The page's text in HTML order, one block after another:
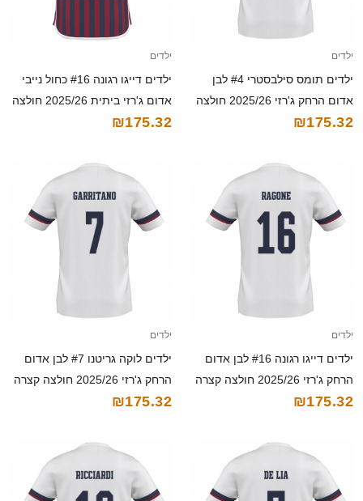
ילדים
ילדים תומס סילבסטרי #4 לבן
אדום הרחק ג'רזי 2025/26 חולצה
קצרה
₪175.32
ילדים
ילדים דייגו רגונה #16 כחול נייבי
אדום ג'רזי ביתית 2025/26 חולצה
קצרה
₪175.32
ילדים
ילדים דייגו רגונה #16 לבן אדום
הרחק ג'רזי 2025/26 חולצה קצרה
₪175.32
ילדים
ילדים לוקה גריטנו #7 לבן אדום
הרחק ג'רזי 2025/26 חולצה קצרה
₪175.32